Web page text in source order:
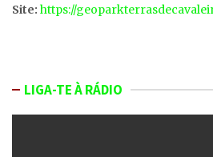
Site: https://
LIGA-TE À RÁDIO